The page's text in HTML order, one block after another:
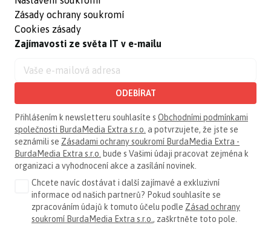
Zásady ochrany soukromí
Cookies zásady
Zajímavosti ze světa IT v e-mailu
ODEBÍRAT
Přihlášením k newsletteru souhlasíte s Obchodními podmínkami
společnosti BurdaMedia Extra s.r.o. a potvrzujete, že jste se
seznámili se Zásadami ochrany soukromí BurdaMedia Extra -
BurdaMedia Extra s.r.o. bude s Vašimi údaji pracovat zejména k
organizaci a vyhodnocení akce a zasílání novinek.
Chcete navíc dostávat i další zajímavé a exkluzivní
informace od našich partnerů? Pokud souhlasíte se
zpracováním údajů k tomuto účelu podle Zásad ochrany
soukromí BurdaMedia Extra s.r.o., zaškrtněte toto pole.